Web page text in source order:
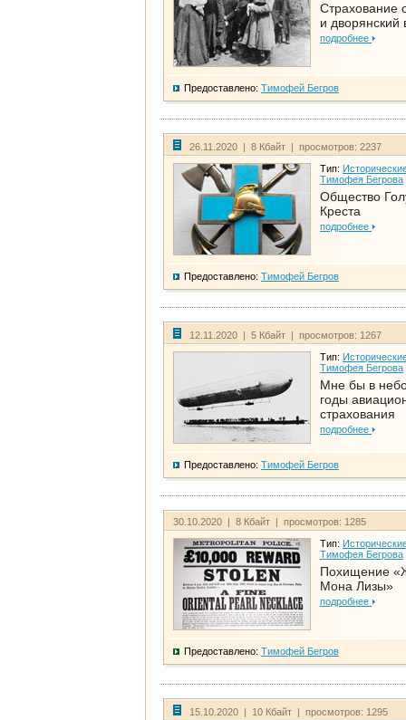
Страхование
и дворянский
подробнее
Предоставлено: Тимофей Бегров
26.11.2020 | 8 Кбайт | просмотров: 2237
Тип:
Тимофея Бегрова
Общество
Креста
подробнее
Предоставлено: Тимофей Бегров
12.11.2020 | 5 Кбайт | просмотров: 1267
Тип:
Тимофея Бегрова
Мне бы в
годы
страхования
подробнее
Предоставлено: Тимофей Бегров
30.10.2020 | 8 Кбайт | просмотров: 1285
Тип:
Тимофея Бегрова
Похищение
Мона Лизы»
подробнее
Предоставлено: Тимофей Бегров
15.10.2020 | 10 Кбайт | просмотров: 1295